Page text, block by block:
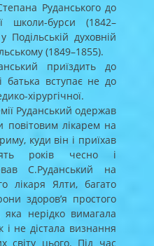
Руданського до
школи-бурси (1842–
духовній
(1849–1855).
приїздить до
батька вступає не до
хірургічної.
Руданський одержав
лікарем на
куди він і приїхав
років чесно і
С.Руданський на
лікаря Ялти, багато
здоров’я простого
нерідко вимагала
і не дістала визнання
світу цього. Під час